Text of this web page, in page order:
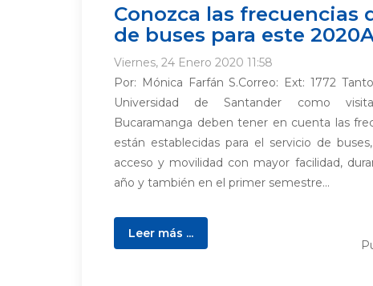
Conozca las frecuencias
de buses para este
Viernes, 24 Enero 2020 11:58
Por: Mónica Farfán S.Correo: Ext: 1772
Universidad de Santander como
Bucaramanga deben tener en cuenta las
están establecidas para el servicio de
acceso y movilidad con mayor facilidad,
año y también en el primer semestre...
Leer más ...